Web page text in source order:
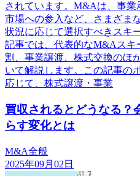
されています。M&Aは、事業
市場への参入など、さまざま
状況に応じて選択すべきスキ
記事では、代表的なM&Aスキ
割、事業譲渡、株式交換のほ
いて解説します。この記事の
応じて、株式譲渡・事業
買収されるとどうなる？
らす変化とは
M&A全般
2025年09月02日